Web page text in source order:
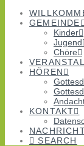
GEMEINDE
Kinder
Jugend
Chöre
HÖREN
KONTAKT
SEARCH